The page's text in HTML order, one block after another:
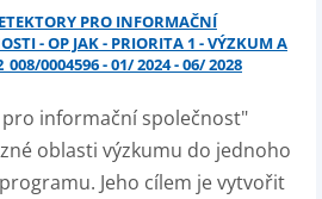
PRO INFORMAČNÍ
- OP JAK - PRIORITA 1 - VÝZKUM A
0004596 - 01/ 2024 - 06/ 2028
informační společnost"
oblasti výzkumu do jednoho
Jeho cílem je vytvořit